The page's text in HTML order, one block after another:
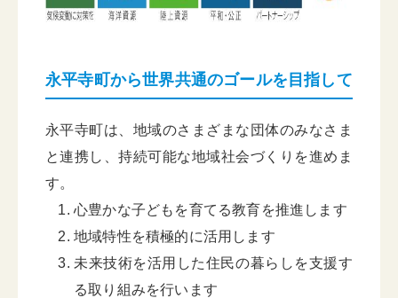
永平寺町から世界共通のゴールを目指して
永平寺町は、地域のさまざまな団体のみなさま
と連携し、持続可能な地域社会づくりを進めま
す。
心豊かな子どもを育てる教育を推進します
地域特性を積極的に活用します
未来技術を活用した住民の暮らしを支援す
る取り組みを行います